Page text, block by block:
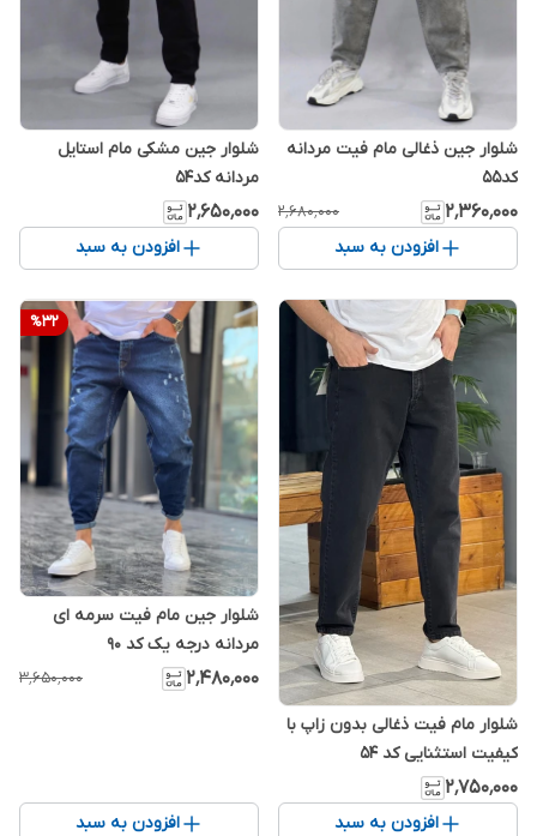
شلوار جین ذغالی مام فیت مردانه
کد۵۵
۲٬۳۶۰٬۰۰۰ ۲٬۶۸۰٬۰۰۰
افزودن به سبد
شلوار جین مشکی مام استایل
مردانه کد۵۴
۲٬۶۵۰٬۰۰۰
افزودن به سبد
شلوار مام فیت ذغالی بدون زاپ با
کیفیت استثنایی کد ۵۴
۲٬۷۵۰٬۰۰۰
افزودن به سبد
%32
شلوار جین مام فیت سرمه ای
مردانه‌ درجه یک کد ۹۰
۲٬۴۸۰٬۰۰۰ ۳٬۶۵۰٬۰۰۰
افزودن به سبد